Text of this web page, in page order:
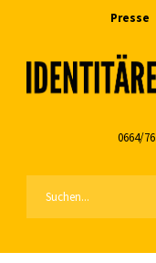
Presse
0664/